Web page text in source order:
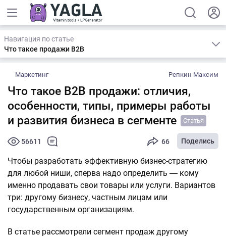
Навигация по статье
Что такое продажи B2B
Маркетинг Репкин Максим
Что такое B2B продажи: отличия,
особенности, типы, примеры работы
и развития бизнеса в сегменте
Статья
56611 66 Поделись
Чтобы разработать эффективную бизнес-стратегию
для любой ниши, сперва надо определить ― кому
именно продавать свои товары или услуги. Вариантов
три: другому бизнесу, частным лицам или
государственным организациям.
В статье рассмотрели сегмент продаж другому